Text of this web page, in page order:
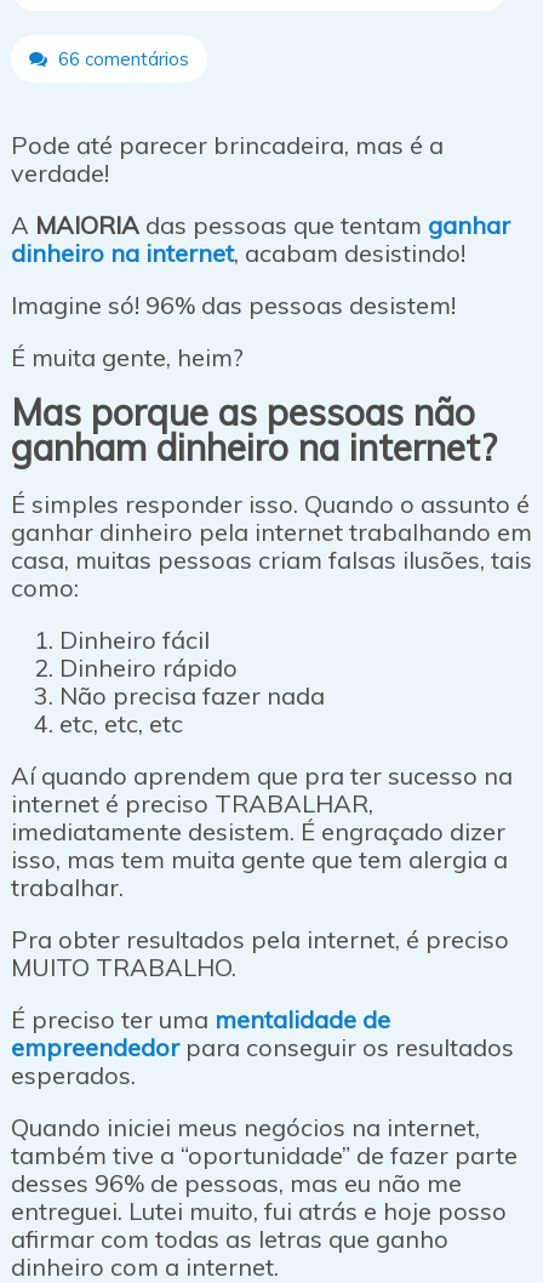
66 comentários
Pode até parecer brincadeira, mas é a
verdade!
A MAIORIAdas pessoas que tentam ganhar
dinheiro na internet, acabam desistindo!
Imagine só! 96% das pessoas desistem!
É muita gente, heim?
Mas porque as pessoas não
ganham dinheiro na internet?
É simples responder isso. Quando o assunto é
ganhar dinheiro pela internet trabalhando em
casa, muitas pessoas criam falsas ilusões, tais
como:
Dinheiro fácil
Dinheiro rápido
Não precisa fazer nada
etc, etc, etc
Aí quando aprendem que pra ter sucesso na
internet é preciso TRABALHAR,
imediatamente desistem. É engraçado dizer
isso, mas tem muita gente que tem alergia a
trabalhar.
Pra obter resultados pela internet, é preciso
MUITO TRABALHO.
É preciso ter uma mentalidade de
empreendedorpara conseguir os resultados
esperados.
Quando iniciei meus negócios na internet,
também tive a “oportunidade” de fazer parte
desses 96% de pessoas, mas eu não me
entreguei. Lutei muito, fui atrás e hoje posso
afirmar com todas as letras que ganho
dinheiro com a internet.